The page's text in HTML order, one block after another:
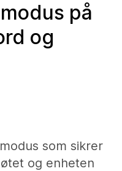
på
og
som sikrer
og enheten